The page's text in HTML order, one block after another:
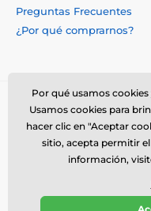
Preguntas Frecuentes
¿Por qué comprarnos?
© 2026
Por qué usamos
Usamos cookies para
hacer clic en "Aceptar
sitio, acepta permitir
información,